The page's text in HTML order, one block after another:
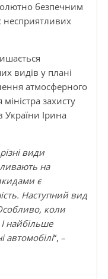
безпечним
несприятливих
видів у плані
атмосферного
захисту
України Ірина
види
на
є
Наступний вид
коли
найбільше
автомобілі“, –